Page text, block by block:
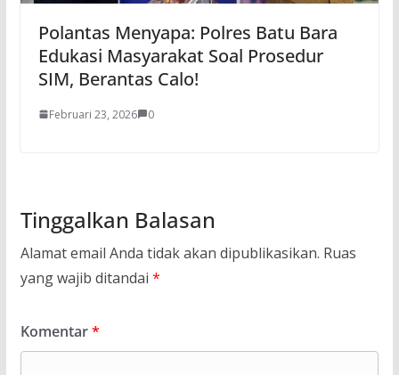
Polantas Menyapa: Polres Batu Bara
Edukasi Masyarakat Soal Prosedur
SIM, Berantas Calo!
Februari 23, 2026 0
Tinggalkan Balasan
Alamat email Anda tidak akan dipublikasikan. Ruas
yang wajib ditandai *
Komentar*